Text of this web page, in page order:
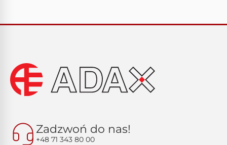
Kontakt
Zadzwoń do nas!
+48 71 343 80 00